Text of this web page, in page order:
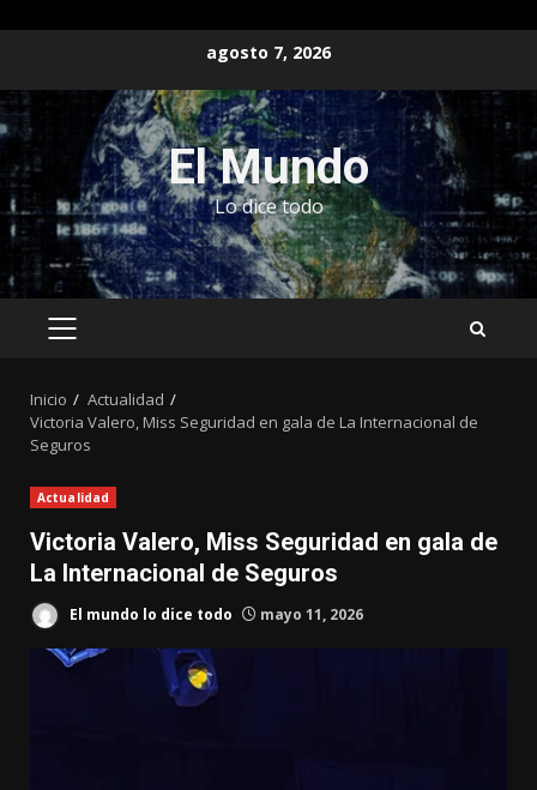
contenido
agosto 7, 2026
El Mundo
Lo dice todo
MENÚ
Inicio
Actualidad
Victoria Valero, Miss Seguridad en gala de La Internacional de
Seguros
Actualidad
Victoria Valero, Miss Seguridad en gala de
La Internacional de Seguros
El mundo lo dice todo mayo 11, 2026